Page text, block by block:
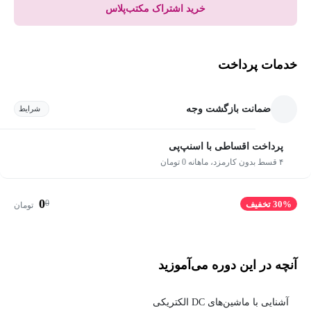
خرید اشتراک مکتب‌پلاس
خدمات پرداخت
ضمانت بازگشت وجه شرایط
پرداخت اقساطی با اسنپ‌پی
۴ قسط بدون کارمزد، ماهانه 0 تومان
30% تخفیف 0
0 تومان
آنچه در این دوره می‌آموزید
آشنایی با ماشین‌های DC الکتریکی